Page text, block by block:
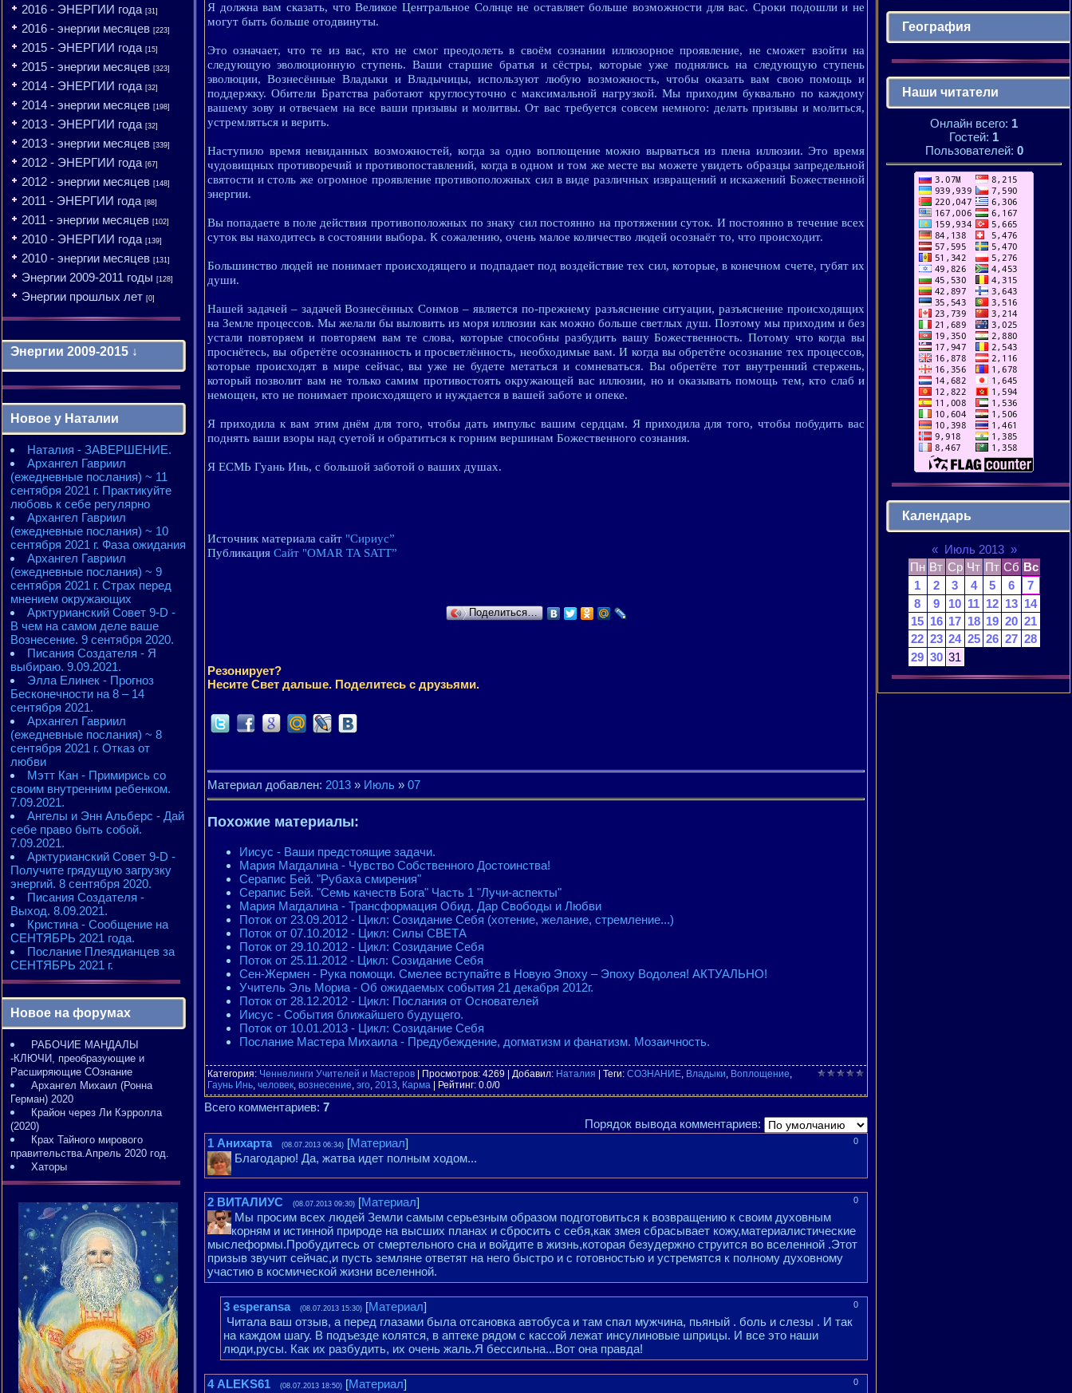
2016 - ЭНЕРГИИ года [31]
2016 - энергии месяцев [223]
2015 - ЭНЕРГИИ года [15]
2015 - энергии месяцев [323]
2014 - ЭНЕРГИИ года [32]
2014 - энергии месяцев [198]
2013 - ЭНЕРГИИ года [32]
2013 - энергии месяцев [339]
2012 - ЭНЕРГИИ года [67]
2012 - энергии месяцев [148]
2011 - ЭНЕРГИИ года [88]
2011 - энергии месяцев [102]
2010 - ЭНЕРГИИ года [139]
2010 - энергии месяцев [131]
Энергии 2009-2011 годы [128]
Энергии прошлых лет [0]
Энергии 2009-2015 ↓
2010 - энергии месяцев
2010 - ЭНЕРГИИ года
2011 - энергии месяцев
2011 - ЭНЕРГИИ года
2012 - энергии месяцев
2012 - ЭНЕРГИИ года
2013 - энергии месяцев
2013 - ЭНЕРГИИ года
2014 - энергии месяцев
2014 - ЭНЕРГИИ года
2015 - энергии месяцев
2015 - ЭНЕРГИИ года
Новое у Наталии
Наталия - ЗАВЕРШЕНИЕ.
Архангел Гавриил
(ежедневные послания) ~ 11
сентября 2021 г. Практикуйте
любовь к себе регулярно
Архангел Гавриил
(ежедневные послания) ~ 10
сентября 2021 г. Фаза ожидания
Архангел Гавриил
(ежедневные послания) ~ 9
сентября 2021 г. Страх перед
мнением окружающих
Арктурианский Совет 9-D -
В чем на самом деле ваше
Вознесение. 9 сентября 2020.
Писания Создателя - Я
выбираю. 9.09.2021.
Элла Елинек - Прогноз
Бесконечности на 8 – 14
сентября 2021.
Архангел Гавриил
(ежедневные послания) ~ 8
сентября 2021 г. Отказ от
любви
Мэтт Кан - Примирись со
своим внутренним ребенком.
7.09.2021.
Ангелы и Энн Альберс - Дай
себе право быть собой.
7.09.2021.
Арктурианский Совет 9-D -
Получите грядущую загрузку
энергий. 8 сентября 2020.
Писания Создателя -
Выход. 8.09.2021.
Кристина - Сообщение на
СЕНТЯБРЬ 2021 года.
Послание Плеядианцев за
СЕНТЯБРЬ 2021 г.
Новое на форумах
РАБОЧИЕ МАНДАЛЫ
-КЛЮЧИ, преобразующие и
Расширяющие СОзнание
Архангел Михаил (Ронна
Герман) 2020
Крайон через Ли Кэрролла
(2020)
Крах Тайного мирового
правительства.Апрель 2020 год.
Хаторы
Я должна вам сказать, что Великое Центральное Солнце не оставляет больше возможности для вас. Сроки подошли и не
могут быть больше отодвинуты.
Это означает, что те из вас, кто не смог преодолеть в своём сознании иллюзорное проявление, не сможет взойти на
следующую эволюционную ступень. Ваши старшие братья и сёстры, которые уже поднялись на следующую ступень
эволюции, Вознесённые Владыки и Владычицы, используют любую возможность, чтобы оказать вам свою помощь и
поддержку. Обители Братства работают круглосуточно с максимальной нагрузкой. Мы приходим буквально по каждому
вашему зову и отвечаем на все ваши призывы и молитвы. От вас требуется совсем немного: делать призывы и молиться,
устремляться и верить.
Наступило время невиданных возможностей, когда за одно воплощение можно вырваться из плена иллюзии. Это время
чудовищных противоречий и противопоставлений, когда в одном и том же месте вы можете увидеть образцы запредельной
святости и столь же огромное проявление противоположных сил в виде различных извращений и искажений Божественной
энергии.
Вы попадаете в поле действия противоположных по знаку сил постоянно на протяжении суток. И постоянно в течение всех
суток вы находитесь в состоянии выбора. К сожалению, очень малое количество людей осознаёт то, что происходит.
Большинство людей не понимает происходящего и подпадает под воздействие тех сил, которые, в конечном счете, губят их
души.
Нашей задачей – задачей Вознесённых Сонмов – является по-прежнему разъяснение ситуации, разъяснение происходящих
на Земле процессов. Мы желали бы выловить из моря иллюзии как можно больше светлых душ. Поэтому мы приходим и без
устали повторяем и повторяем вам те слова, которые способны разбудить вашу Божественность. Потому что когда вы
проснётесь, вы обретёте осознанность и просветлённость, необходимые вам. И когда вы обретёте осознание тех процессов,
которые происходят в мире сейчас, вы уже не будете метаться и сомневаться. Вы обретёте тот внутренний стержень,
который позволит вам не только самим противостоять окружающей вас иллюзии, но и оказывать помощь тем, кто слаб и
немощен, кто не понимает происходящего и нуждается в вашей заботе и опеке.
Я приходила к вам этим днём для того, чтобы дать импульс вашим сердцам. Я приходила для того, чтобы побудить вас
поднять ваши взоры над суетой и обратиться к горним вершинам Божественного сознания.
Я ЕСМЬ Гуань Инь, с большой заботой о ваших душах.
Источник материала сайт "Сириус”
Публикация Сайт "OMAR TA SATT”
Поделиться…
Резонирует?
Несите Свет дальше. Поделитесь с друзьями.
Материал добавлен: 2013 » Июль » 07
Похожие материалы:
Иисус - Ваши предстоящие задачи.
Мария Магдалина - Чувство Собственного Достоинства!
Серапис Бей. "Рубаха смирения"
Серапис Бей. "Семь качеств Бога" Часть 1 "Лучи-аспекты"
Мария Магдалина - Трансформация Обид. Дар Свободы и Любви
Поток от 23.09.2012 - Цикл: Созиданиe Себя (хотение, желание, стремление...)
Поток от 07.10.2012 - Цикл: Силы СВЕТА
Поток от 29.10.2012 - Цикл: Созиданиe Себя
Поток от 25.11.2012 - Цикл: Созиданиe Себя
Сен-Жермен - Рука помощи. Смелее вступайте в Новую Эпоху – Эпоху Водолея! АКТУАЛЬНО!
Учитель Эль Мориа - Об ожидаемых события 21 декабря 2012г.
Поток от 28.12.2012 - Цикл: Послания от Основателей
Иисус - События ближайшего будущего.
Поток от 10.01.2013 - Цикл: Созиданиe Себя
Послание Мастера Михаила - Предубеждение, догматизм и фанатизм. Мозаичность.
Категория: Ченнелинги Учителей и Мастеров Просмотров: 4269 | Добавил: Наталия Теги: СОЗНАНИЕ, Владыки, Воплощение,
Гаунь Инь, человек, вознесение, эго, 2013, Карма Рейтинг: 0.0/0
Всего комментариев: 7
Порядок вывода комментариев:
0
1 Анихарта (08.07.2013 06:34) [Материал]
Благодарю! Да, жатва идет полным ходом...
0
2 ВИТАЛИУС (08.07.2013 09:30) [Материал]
Мы просим всех людей Земли самым серьезным образом подготовиться к возвращению к своим духовным
корням и истинной природе на высших планах и сбросить с себя,как змея сбрасывает кожу,материалистические
мыслеформы.Пробудитесь от смертельного сна и войдите в жизнь,которая безудержно струится во вселенной .Этот
призыв звучит сейчас,и пусть земляне ответят на него быстро и с готовностью и устремятся к полному духовному
участию в космической жизни вселенной.
0
3 esperansa (08.07.2013 15:30) [Материал]
Читала ваш отзыв, а перед глазами была отсановка автобуса и там спал мужчина, пьяный . боль и слезы . И так
на каждом шагу. В подъезде колятся, в аптеке рядом с кассой лежат инсулиновые шприцы. И все это наши
люди,русы. Как их разбудить, их очень жаль.Я бессильна...Вот она правда!
0
4 ALEKS61 (08.07.2013 18:50) [Материал]
География
Наши читатели
Онлайн всего: 1
Гостей: 1
Пользователей: 0
Календарь
« Июль 2013 »
Пн Вт Ср Чт Пт Сб Вс
1
2 3 4 5 6
7
8
9 10 11 12 13 14
15 16 17 18 19 20 21
22 23 24 25 26 27 28
29 30 31